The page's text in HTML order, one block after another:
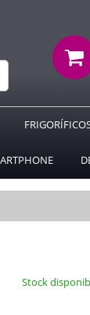
Stock